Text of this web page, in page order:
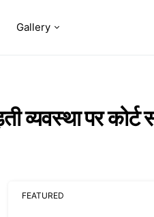
Gallery
व्यवस्था पर कोर्ट
FEATURED